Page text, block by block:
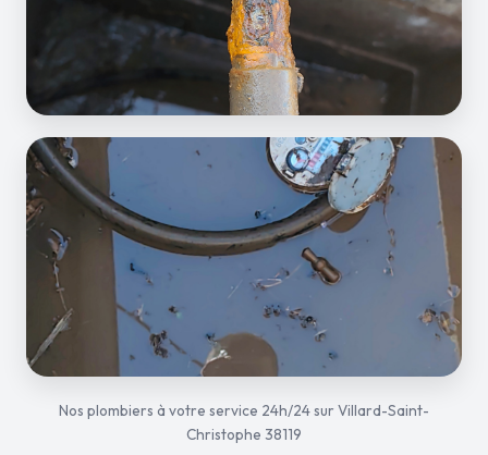
Nos plombiers à votre service 24h/24 sur Villard-Saint-
Christophe 38119